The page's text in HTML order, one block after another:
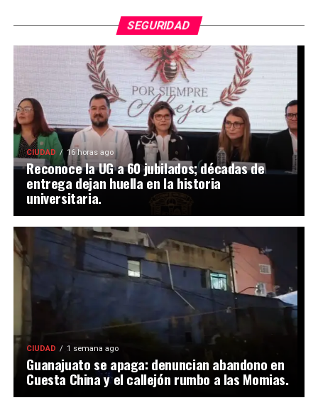
SEGURIDAD
CIUDAD 16 horas ago
Reconoce la UG a 60 jubilados; décadas de
entrega dejan huella en la historia
universitaria.
CIUDAD 1 semana ago
Guanajuato se apaga: denuncian abandono en
Cuesta China y el callejón rumbo a las Momias.